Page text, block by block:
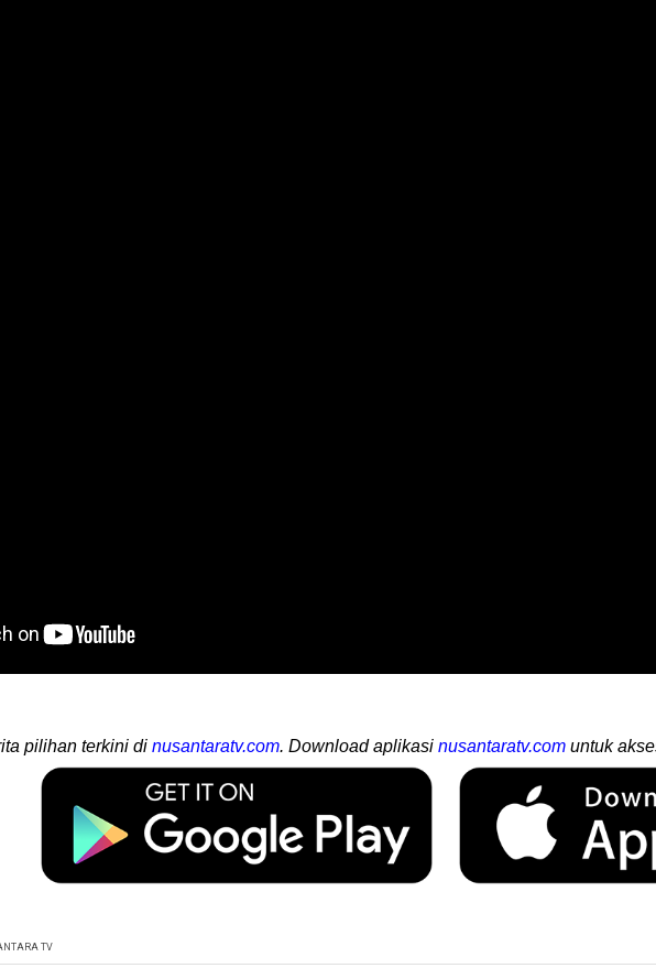
pilihan terkini di nusantaratv.com. Download aplikasi nusantaratv.com untuk
TV